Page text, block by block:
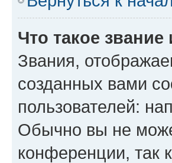
Что такое звание
Звания,
созданных вами
пользователей:
Обычно вы не
конференции, так